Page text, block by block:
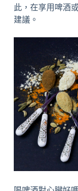
此，在享用啤酒
建議。